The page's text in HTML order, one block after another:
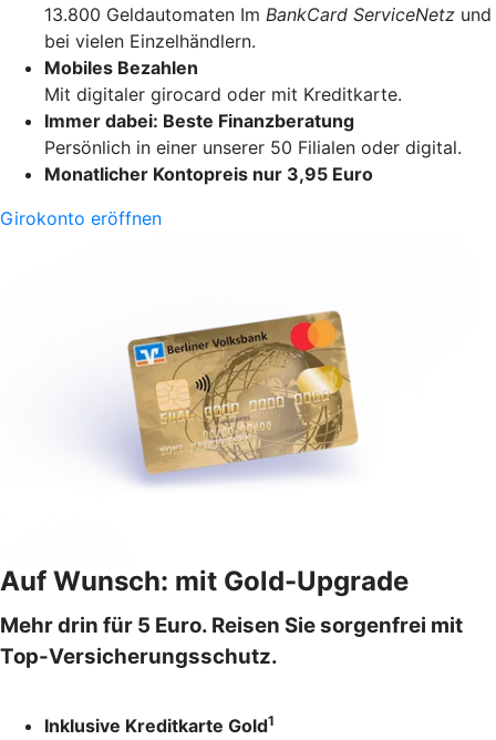
13.800 Geldautomaten Im BankCard ServiceNetz und
bei vielen Einzelhändlern.
Mobiles Bezahlen
Mit digitaler girocard oder mit Kreditkarte.
Immer dabei: Beste Finanzberatung
Persönlich in einer unserer 50 Filialen oder digital.
Monatlicher Kontopreis nur 3,95 Euro
Girokonto eröffnen
Auf Wunsch: mit Gold-Upgrade
Mehr drin für 5 Euro. Reisen Sie sorgenfrei mit
Top-Versicherungsschutz.
Inklusive Kreditkarte Gold1